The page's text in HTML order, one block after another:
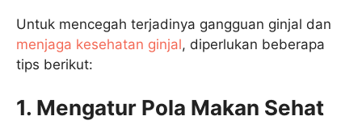
Untuk mencegah terjadinya gangguan ginjal dan
menjaga kesehatan ginjal, diperlukan beberapa
tips berikut:
1. Mengatur Pola Makan Sehat